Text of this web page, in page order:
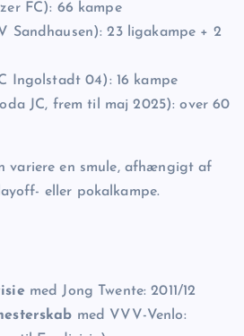
FC): 66 kampe
Sandhausen): 23 ligakampe + 2
Ingolstadt 04): 16 kampe
JC, frem til maj 2025): over 60
variere en smule, afhængigt af
eller pokalkampe.
med Jong Twente: 2011/12
med VVV-Venlo: